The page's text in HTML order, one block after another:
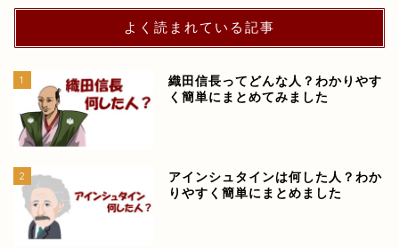
よく読まれている記事
1
織田信長ってどんな人？わかりやす
く簡単にまとめてみました
2
アインシュタインは何した人？わか
りやすく簡単にまとめました